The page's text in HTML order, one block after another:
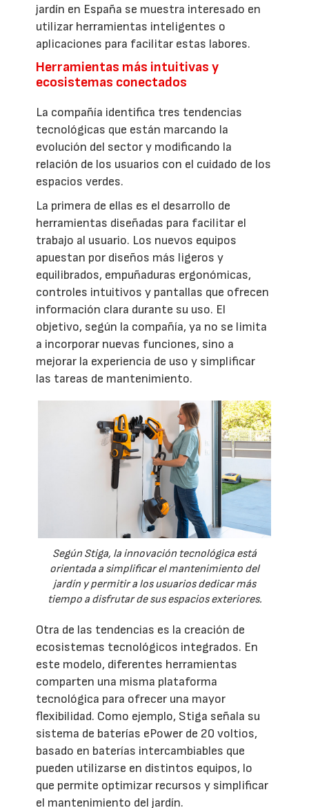
jardín en España se muestra interesado en
utilizar herramientas inteligentes o
aplicaciones para facilitar estas labores.
Herramientas más intuitivas y
ecosistemas conectados
La compañía identifica tres tendencias
tecnológicas que están marcando la
evolución del sector y modificando la
relación de los usuarios con el cuidado de los
espacios verdes.
La primera de ellas es el desarrollo de
herramientas diseñadas para facilitar el
trabajo al usuario. Los nuevos equipos
apuestan por diseños más ligeros y
equilibrados, empuñaduras ergonómicas,
controles intuitivos y pantallas que ofrecen
información clara durante su uso. El
objetivo, según la compañía, ya no se limita
a incorporar nuevas funciones, sino a
mejorar la experiencia de uso y simplificar
las tareas de mantenimiento.
Según Stiga, la innovación tecnológica está
orientada a simplificar el mantenimiento del
jardín y permitir a los usuarios dedicar más
tiempo a disfrutar de sus espacios exteriores.
Otra de las tendencias es la creación de
ecosistemas tecnológicos integrados. En
este modelo, diferentes herramientas
comparten una misma plataforma
tecnológica para ofrecer una mayor
flexibilidad. Como ejemplo, Stiga señala su
sistema de baterías ePower de 20 voltios,
basado en baterías intercambiables que
pueden utilizarse en distintos equipos, lo
que permite optimizar recursos y simplificar
el mantenimiento del jardín.